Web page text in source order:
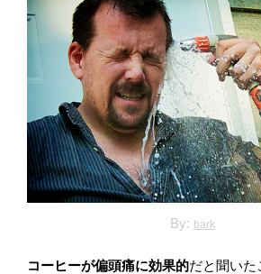
By: bark
コーヒーが偏頭痛に効果的だと聞いた